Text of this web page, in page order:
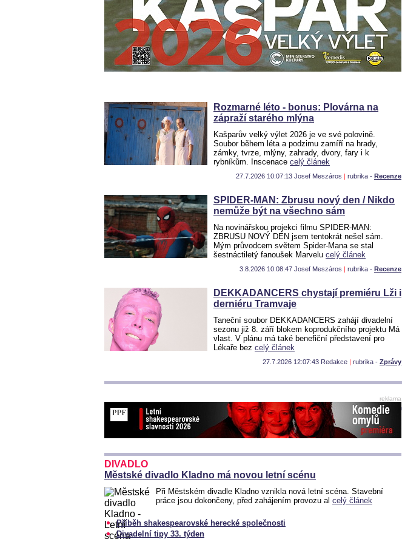
Rozmarné léto - bonus: Plovárna na
zápraží starého mlýna
Kašparův velký výlet 2026 je ve své polovině.
Soubor během léta a podzimu zamíří na hrady,
zámky, tvrze, mlýny, zahrady, dvory, fary i k
rybníkům. Inscenace celý článek
27.7.2026 10:07:13 Josef Meszáros | rubrika - Recenze
SPIDER-MAN: Zbrusu nový den / Nikdo
nemůže být na všechno sám
Na novinářskou projekci filmu SPIDER-MAN:
ZBRUSU NOVÝ DEN jsem tentokrát nešel sám.
Mým průvodcem světem Spider-Mana se stal
šestnáctiletý fanoušek Marvelu celý článek
3.8.2026 10:08:47 Josef Meszáros | rubrika - Recenze
DEKKADANCERS chystají premiéru Lži i
derniéru Tramvaje
Taneční soubor DEKKADANCERS zahájí divadelní
sezonu již 8. září blokem koprodukčního projektu Má
vlast. V plánu má také benefiční představení pro
Lékaře bez celý článek
27.7.2026 12:07:43 Redakce | rubrika - Zprávy
reklama
DIVADLO
Městské divadlo Kladno má novou letní scénu
Při Městském divadle Kladno vznikla nová letní scéna. Stavební
práce jsou dokončeny, před zahájením provozu al celý článek
Příběh shakespearovské herecké společnosti
Divadelní tipy 33. týden